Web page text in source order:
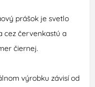
prášok je svetlo
cez červenkastú a
čiernej.
výrobku závisí od